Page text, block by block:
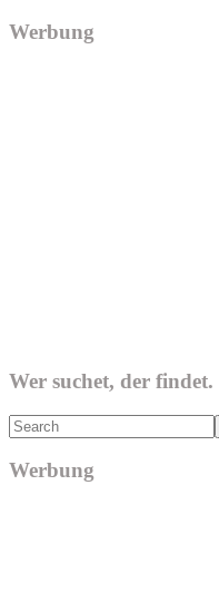
Werbung
Wer suchet, der findet.
Search
Werbung